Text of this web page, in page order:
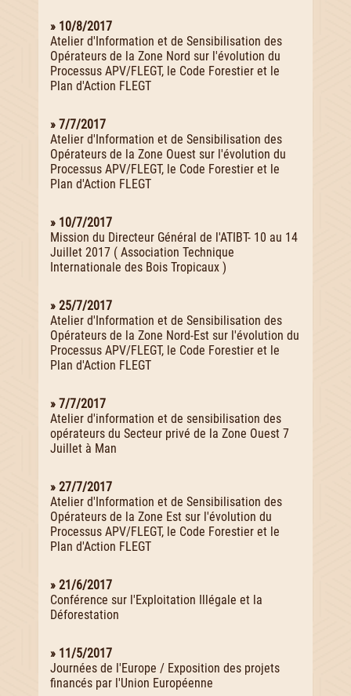
» 10/8/2017
Atelier d'Information et de Sensibilisation des
Opérateurs de la Zone Nord sur l'évolution du
Processus APV/FLEGT, le Code Forestier et le
Plan d'Action FLEGT
» 7/7/2017
Atelier d'Information et de Sensibilisation des
Opérateurs de la Zone Ouest sur l'évolution du
Processus APV/FLEGT, le Code Forestier et le
Plan d'Action FLEGT
» 10/7/2017
Mission du Directeur Général de l'ATIBT- 10 au 14
Juillet 2017 ( Association Technique
Internationale des Bois Tropicaux )
» 25/7/2017
Atelier d'Information et de Sensibilisation des
Opérateurs de la Zone Nord-Est sur l'évolution du
Processus APV/FLEGT, le Code Forestier et le
Plan d'Action FLEGT
» 7/7/2017
Atelier d'information et de sensibilisation des
opérateurs du Secteur privé de la Zone Ouest 7
Juillet à Man
» 27/7/2017
Atelier d'Information et de Sensibilisation des
Opérateurs de la Zone Est sur l'évolution du
Processus APV/FLEGT, le Code Forestier et le
Plan d'Action FLEGT
» 21/6/2017
Conférence sur l'Exploitation Illégale et la
Déforestation
» 11/5/2017
Journées de l'Europe / Exposition des projets
financés par l'Union Européenne